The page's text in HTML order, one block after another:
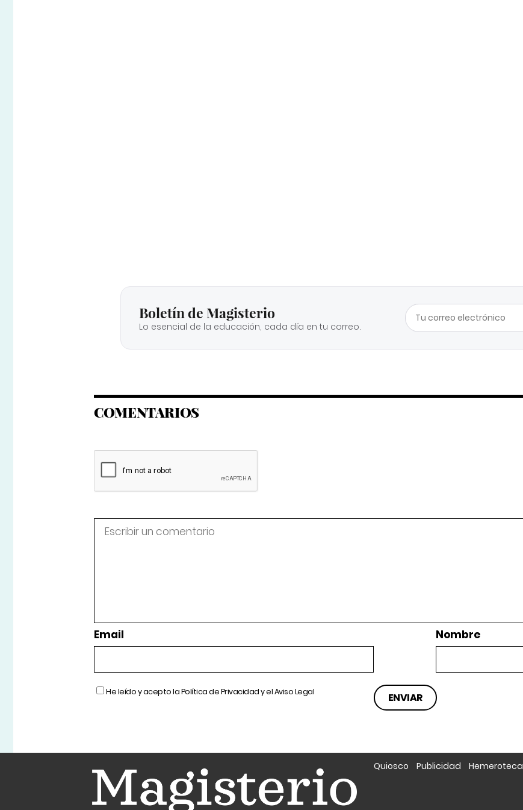
Boletín de Magisterio
Lo esencial de la educación, cada día en tu correo.
COMENTARIOS
Email Nombre
He leído y acepto laPolítica de Privacidady elAviso Legal
Quiosco Publicidad Hemeroteca